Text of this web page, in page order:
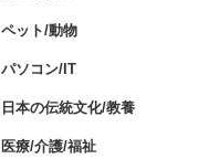
ペット/動物
パソコン/IT
日本の伝統文化/教養
医療/介護/福祉